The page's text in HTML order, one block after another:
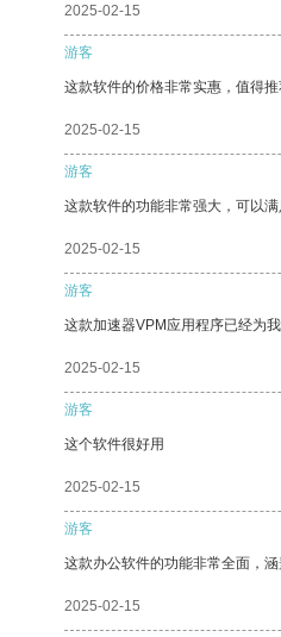
2025-02-15
游客
这款软件的价格非常实惠，值得推
2025-02-15
游客
这款软件的功能非常强大，可以满
2025-02-15
游客
这款加速器VPM应用程序已经为
2025-02-15
游客
这个软件很好用
2025-02-15
游客
这款办公软件的功能非常全面，
2025-02-15